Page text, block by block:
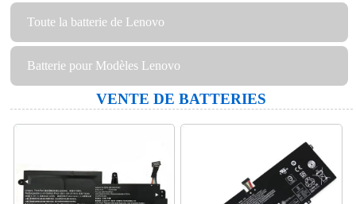
Toute la batterie de Lenovo
Batterie pour Modèles Lenovo
VENTE DE BATTERIES